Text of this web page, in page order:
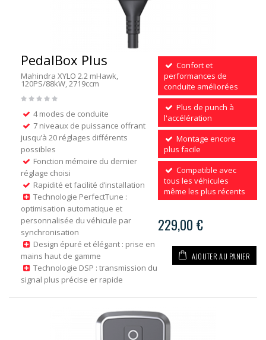
PedalBox Plus
Mahindra XYLO 2.2 mHawk,
120PS/88kW, 2719ccm
4 modes de conduite
7 niveaux de puissance offrant
jusqu’à 20 réglages différents
possibles
Fonction mémoire du dernier
réglage choisi
Rapidité et facilité d’installation
Technologie PerfectTune :
optimisation automatique et
personnalisée du véhicule par
synchronisation
Design épuré et élégant : prise en
mains haut de gamme
Technologie DSP : transmission du
signal plus précise er rapide
Confort et
performances de
conduite améliorées
Plus de punch à
l'accélération
Montage encore
plus facile
Compatible avec
tous les véhicules
même les plus récents
229,00 €
AJOUTER AU PANIER